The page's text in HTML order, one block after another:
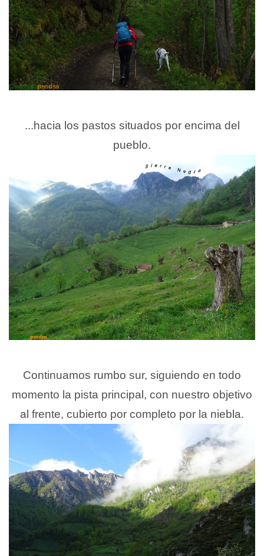
...hacia los pastos situados por encima del
pueblo.
Continuamos rumbo sur, siguiendo en todo
momento la pista principal, con nuestro objetivo
al frente, cubierto por completo por la niebla.